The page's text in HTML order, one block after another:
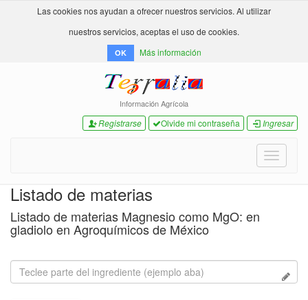
Las cookies nos ayudan a ofrecer nuestros servicios. Al utilizar
nuestros servicios, aceptas el uso de cookies.
OK Más información
Información Agrícola
Registrarse Olvide mi contraseña Ingresar
Toggle
Listado de materias
Listado de materias Magnesio como MgO: en
gladiolo en Agroquímicos de México